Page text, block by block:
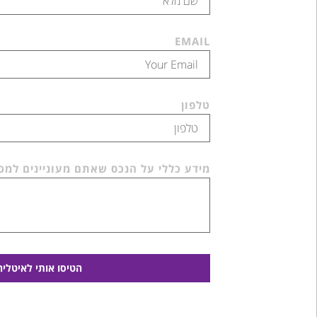
EMAIL
טלפון
מידע כללי על הנכס שאתם מעוניינים
הטיסו אותי